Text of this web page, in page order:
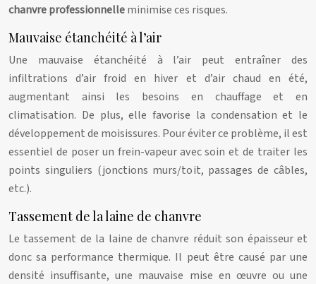
chanvre professionnelleminimise ces risques.
Mauvaise étanchéité à l’air
Une mauvaise étanchéité à l’air peut entraîner des
infiltrations d’air froid en hiver et d’air chaud en été,
augmentant ainsi les besoins en chauffage et en
climatisation. De plus, elle favorise la condensation et le
développement de moisissures. Pour éviter ce problème, il est
essentiel de poser un frein-vapeur avec soin et de traiter les
points singuliers (jonctions murs/toit, passages de câbles,
etc.).
Tassement de la laine de chanvre
Le tassement de la laine de chanvre réduit son épaisseur et
donc sa performance thermique. Il peut être causé par une
densité insuffisante, une mauvaise mise en œuvre ou une